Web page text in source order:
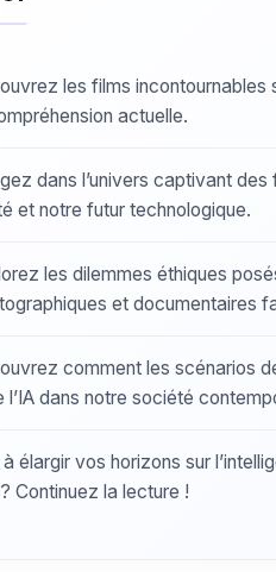
les films incontournables
actuelle.
dans l’univers captivant des
et notre futur technologique.
les dilemmes éthiques
et documentaires
comment les scénarios
l’IA dans notre société
à élargir vos horizons sur
Continuez la lecture !